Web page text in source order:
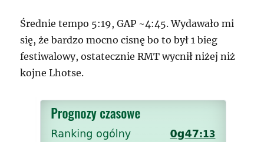
Średnie tempo 5:19, GAP ~4:45. Wydawało mi
się, że bardzo mocno cisnę bo to był 1 bieg
festiwalowy, ostatecznie RMT wycnił niżej niż
kojne Lhotse.